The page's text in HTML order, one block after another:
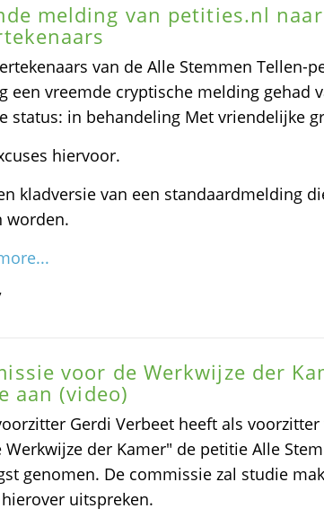
melding van petities.nl naar
van de Alle Stemmen Tellen-
een vreemde cryptische melding gehad
status: in behandeling Met vriendelijke
hiervoor.
kladversie van een standaardmelding
worden.
voor de Werkwijze der
aan (video)
Gerdi Verbeet heeft als
Werkwijze der Kamer" de petitie Alle
genomen. De commissie zal studie
uitspreken.